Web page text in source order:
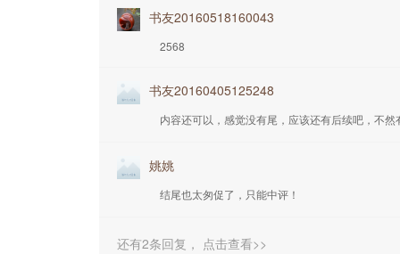
书友20160518160043
2568
书友20160405125248
内容还可以，感觉没有尾，应该还有后续吧，不然
姚姚
结尾也太匆促了，只能中评！
还有2条回复， 点击查看>>